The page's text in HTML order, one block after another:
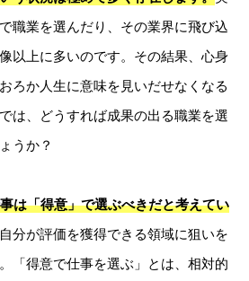
職業を選んだり、その業界に飛び込
以上に多いのです。その結果、心身
ろか人生に意味を見いだせなくなる
は、どうすれば成果の出る職業を選
うか？
は「得意」で選ぶべきだと考えてい
分が評価を獲得できる領域に狙いを
「得意で仕事を選ぶ」とは、相対的